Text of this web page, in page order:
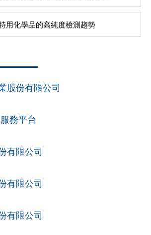
用化學品的高純度檢測趨勢
股份有限公司
務平台
有限公司
有限公司
有限公司